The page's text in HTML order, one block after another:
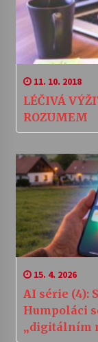
11. 10. 2018
LÉČIVÁ
ROZUMEM
15. 4. 2026
AI série (4):
Humpoláci
„digitálním